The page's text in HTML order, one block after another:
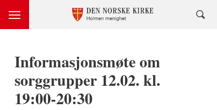
Informasjonsmøte om
sorggrupper 12.02. kl.
19:00-20:30